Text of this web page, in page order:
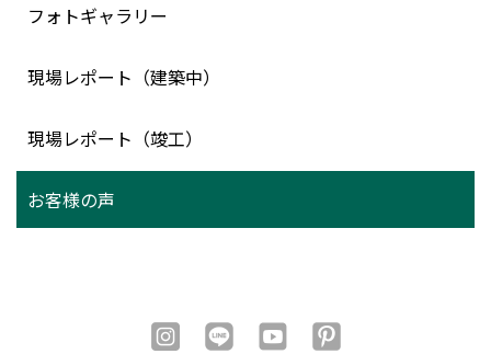
フォトギャラリー
現場レポート（建築中）
現場レポート（竣工）
お客様の声